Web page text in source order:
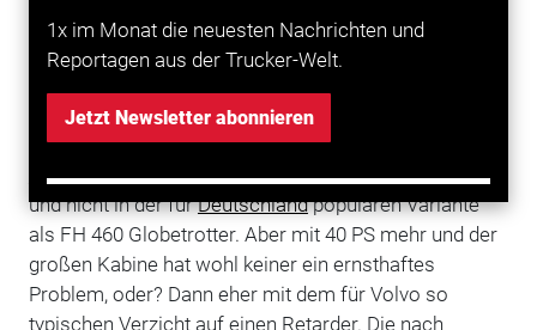
1x im Monat die neuesten Nachrichten und
Reportagen aus der Trucker-Welt.
Jetzt Newsletter abonnieren
Lange hat’s gedauert, bisVolvoden aktuellen
Testrausrückte. Und dann als 500er-Globetrotter-XL
und nicht in der fürDeutschlandpopulären Variante
als FH 460 Globetrotter. Aber mit 40 PS mehr und der
großen Kabine hat wohl keiner ein ernsthaftes
Problem, oder? Dann eher mit dem für Volvo so
typischen Verzicht auf einen Retarder. Die nach